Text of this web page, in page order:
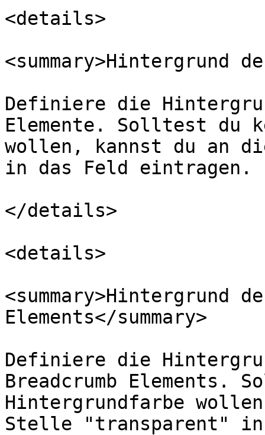
<details>
<summary>Hintergrund
Definiere die
Elemente. Solltest du
wollen, kannst du an
in das Feld eintragen.
</details>
<details>
<summary>Hintergrund
Elements</summary>
Definiere die
Breadcrumb Elements.
Hintergrundfarbe
Stelle "transparent"